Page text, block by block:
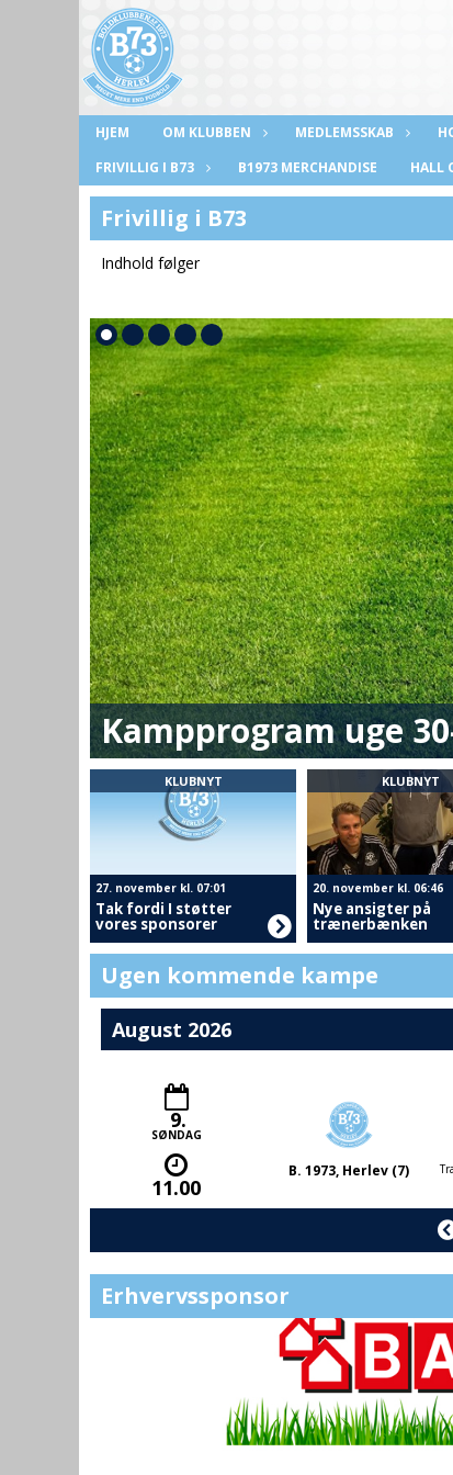
HJEM OM KLUBBEN MEDLEMSSKAB
FRIVILLIG I B73
B1973 MERCHANDISE HALL
Frivillig i B73
Indhold følger
Kampprogram uge
KLUBNYT
27. november kl. 07:01
Tak fordi I støtter
vores sponsorer
KLUBNYT
20. november kl. 06:46
Nye ansigter på
trænerbænken
Ugen kommende kampe
August 2026
9.
SØNDAG
11.00
B. 1973, Herlev (7)
Erhvervssponsor